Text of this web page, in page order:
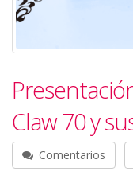
Claw 70 y
Comentarios